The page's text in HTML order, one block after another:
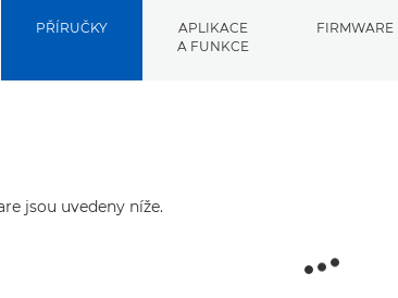
PŘÍRUČKY
APLIKACE
A FUNKCE
FIRMWARE
jsou uvedeny níže.